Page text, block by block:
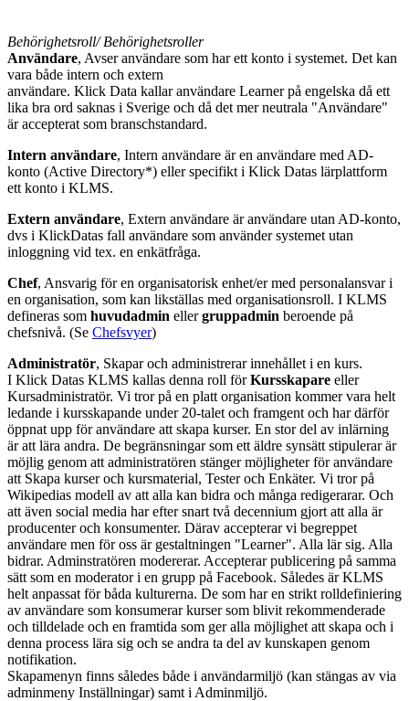
Behörighetsroll/ Behörighetsroller
Användare, Avser användare som har ett konto i systemet. Det kan
vara både intern och extern
användare. Klick Data kallar användare Learner på engelska då ett
lika bra ord saknas i Sverige och då det mer neutrala "Användare"
är accepterat som branschstandard.
Intern användare, Intern användare är en användare med AD-
konto (Active Directory*) eller specifikt i Klick Datas lärplattform
ett konto i KLMS.
Extern användare, Extern användare är användare utan AD-konto,
dvs i KlickDatas fall användare som använder systemet utan
inloggning vid tex. en enkätfråga.
Chef, Ansvarig för en organisatorisk enhet/er med personalansvar i
en organisation, som kan likställas med organisationsroll. I KLMS
defineras som huvudadmin ellergruppadmin beroende på
chefsnivå. (Se Chefsvyer)
Administratör, Skapar och administrerar innehållet i en kurs.
I Klick Datas KLMS kallas denna roll förKursskapare eller
Kursadministratör. Vi tror på en platt organisation kommer vara helt
ledande i kursskapande under 20-talet och framgent och har därför
öppnat upp för användare att skapa kurser. En stor del av inlärning
är att lära andra. De begränsningar som ett äldre synsätt stipulerar är
möjlig genom att administratören stänger möjligheter för användare
att Skapa kurser och kursmaterial, Tester och Enkäter. Vi tror på
Wikipedias modell av att alla kan bidra och många redigerarar. Och
att även social media har efter snart två decennium gjort att alla är
producenter och konsumenter. Därav accepterar vi begreppet
användare men för oss är gestaltningen "Learner". Alla lär sig. Alla
bidrar. Adminstratören modererar. Accepterar publicering på samma
sätt som en moderator i en grupp på Facebook. Således är KLMS
helt anpassat för båda kulturerna. De som har en strikt rolldefiniering
av användare som konsumerar kurser som blivit rekommenderade
och tilldelade och en framtida som ger alla möjlighet att skapa och i
denna process lära sig och se andra ta del av kunskapen genom
notifikation.
Skapamenyn finns således både i användarmiljö (kan stängas av via
adminmeny Inställningar) samt i Adminmiljö.